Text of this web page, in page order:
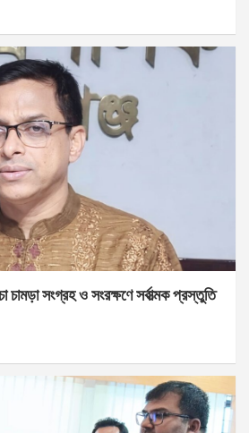
সংগ্রহ ও সংরক্ষণে সর্বাত্মক প্রস্তুতি